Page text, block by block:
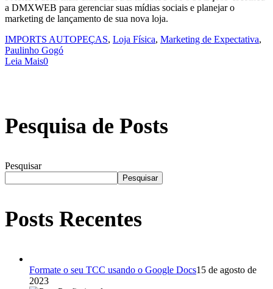
a DMXWEB para gerenciar suas mídias sociais e planejar o
marketing de lançamento de sua nova loja.
IMPORTS AUTOPEÇAS, Loja Física, Marketing de Expectativa,
Paulinho Gogó
Leia Mais0
Pesquisa de Posts
Pesquisar
Pesquisar
Posts Recentes
Formate o seu TCC usando o Google Docs15 de agosto de
2023